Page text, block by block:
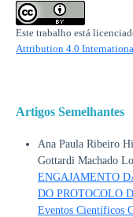
Este trabalho está
Attribution 4.0
Artigos Semelhantes
Ana Paula Ribeiro
Gottardi Machado
ENGAJAMENTO
DO PROTOCOLO
Eventos Científicos